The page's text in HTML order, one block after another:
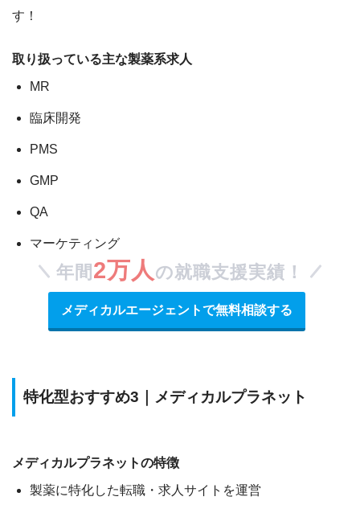
す！
取り扱っている主な製薬系求人
MR
臨床開発
PMS
GMP
QA
マーケティング
年間 2万人の就職支援実績！
メディカルエージェントで無料相談する
特化型おすすめ3｜メディカルプラネット
メディカルプラネットの特徴
製薬に特化した転職・求人サイトを運営